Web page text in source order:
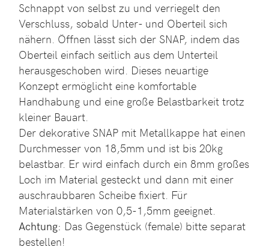
Schnappt von selbst zu und verriegelt den
Verschluss, sobald Unter- und Oberteil sich
nähern. Öffnen lässt sich der SNAP, indem das
Oberteil einfach seitlich aus dem Unterteil
herausgeschoben wird. Dieses neuartige
Konzept ermöglicht eine komfortable
Handhabung und eine große Belastbarkeit trotz
kleiner Bauart.
Der dekorative SNAP mit Metallkappe hat einen
Durchmesser von 18,5mm und ist bis 20kg
belastbar. Er wird einfach durch ein 8mm großes
Loch im Material gesteckt und dann mit einer
auschraubbaren Scheibe fixiert. Für
Materialstärken von 0,5-1,5mm geeignet.
Achtung: Das Gegenstück (female) bitte separat
bestellen!